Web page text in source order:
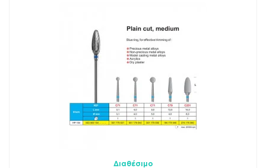
Διαθέσιμο